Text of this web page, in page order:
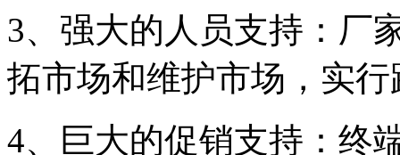
3、强大的人员支持：厂
拓市场和维护市场，实
4、巨大的促销支持：终